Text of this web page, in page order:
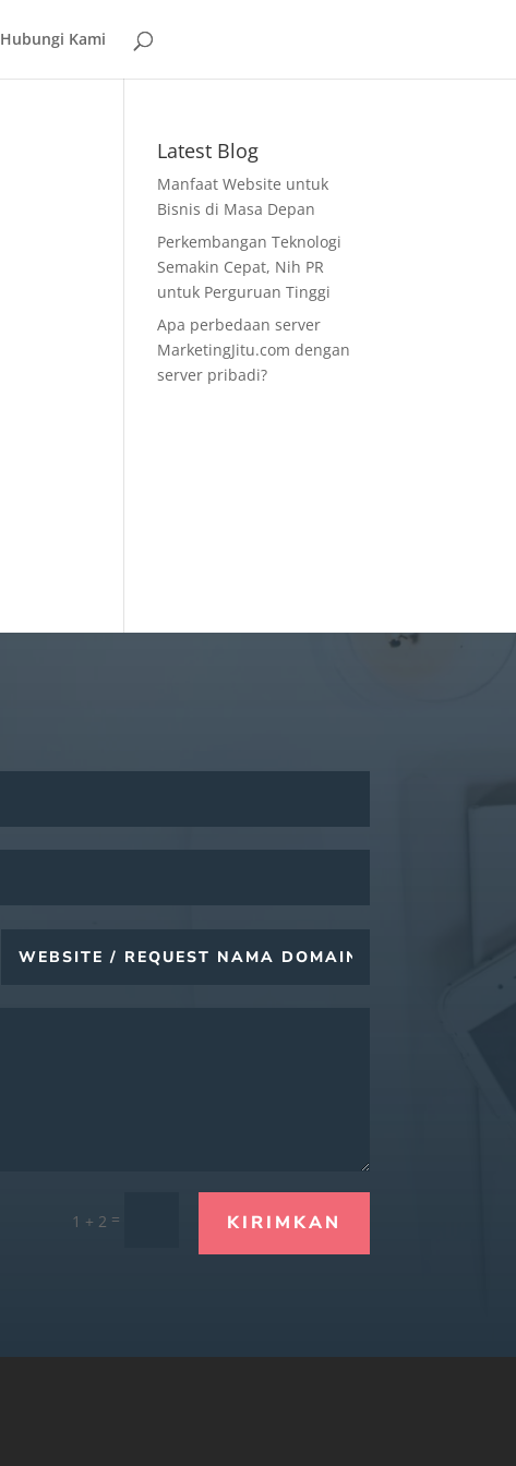
Hubungi Kami
Latest Blog
Manfaat Website untuk
Bisnis di Masa Depan
Perkembangan Teknologi
Semakin Cepat, Nih PR
untuk Perguruan Tinggi
Apa perbedaan server
MarketingJitu.com dengan
server pribadi?
1 + 2 = KIRIMKAN